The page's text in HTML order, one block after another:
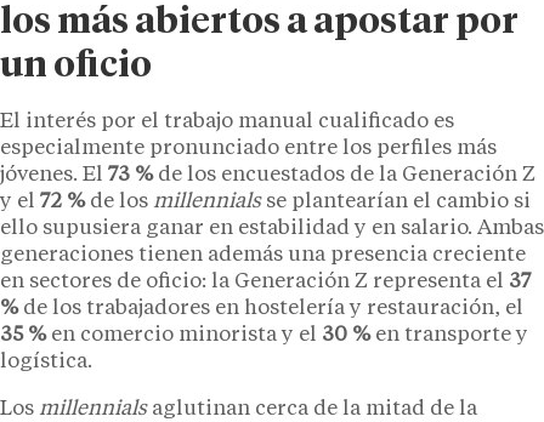
los más abiertos a apostar por
un oficio
El interés por el trabajo manual cualificado es
especialmente pronunciado entre los perfiles más
jóvenes. El 73 %de los encuestados de la Generación Z
y el 72 %de los millennialsse plantearían el cambio si
ello supusiera ganar en estabilidad y en salario. Ambas
generaciones tienen además una presencia creciente
en sectores de oficio: la Generación Z representa el 37
%de los trabajadores en hostelería y restauración, el
35 %en comercio minorista y el 30 %en transporte y
logística.
Los millennialsaglutinan cerca de la mitad de la